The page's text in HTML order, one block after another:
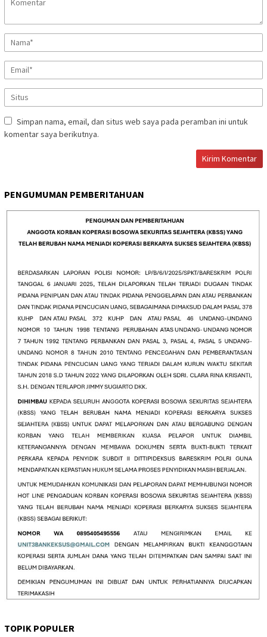
Simpan nama, email, dan situs web saya pada peramban ini untuk
komentar saya berikutnya.
PENGUMUMAN PEMBERITAHUAN
TOPIK POPULER